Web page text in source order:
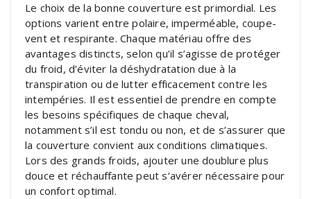
Le choix de la bonne couverture est primordial. Les
options varient entre polaire, imperméable, coupe-
vent et respirante. Chaque matériau offre des
avantages distincts, selon qu’il s’agisse de protéger
du froid, d’éviter la déshydratation due à la
transpiration ou de lutter efficacement contre les
intempéries. Il est essentiel de prendre en compte
les besoins spécifiques de chaque cheval,
notamment s’il est tondu ou non, et de s’assurer que
la couverture convient aux conditions climatiques.
Lors des grands froids, ajouter une doublure plus
douce et réchauffante peut s’avérer nécessaire pour
un confort optimal.